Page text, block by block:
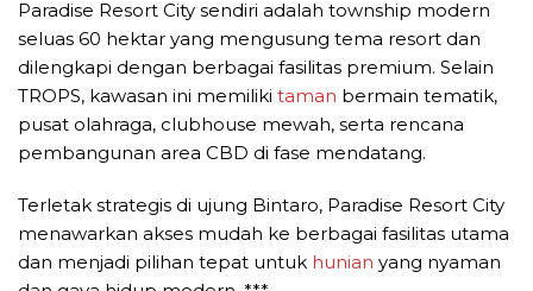
Paradise Resort City sendiri adalah township modern
seluas 60 hektar yang mengusung tema resort dan
dilengkapi dengan berbagai fasilitas premium. Selain
TROPS, kawasan ini memiliki taman bermain tematik,
pusat olahraga, clubhouse mewah, serta rencana
pembangunan area CBD di fase mendatang.
Terletak strategis di ujung Bintaro, Paradise Resort City
menawarkan akses mudah ke berbagai fasilitas utama
dan menjadi pilihan tepat untuk hunian yang nyaman